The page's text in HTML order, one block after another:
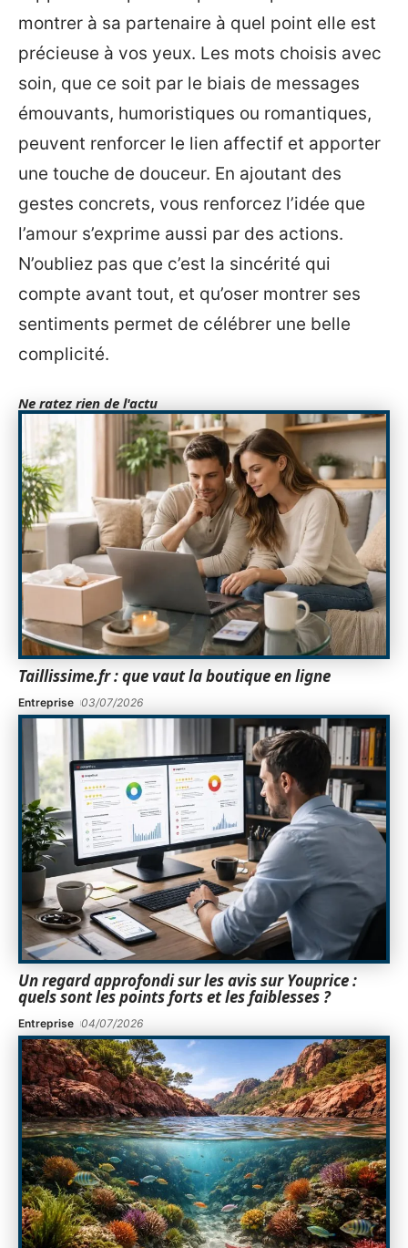
montrer à sa partenaire à quel point elle est
précieuse à vos yeux. Les mots choisis avec
soin, que ce soit par le biais de messages
émouvants, humoristiques ou romantiques,
peuvent renforcer le lien affectif et apporter
une touche de douceur. En ajoutant des
gestes concrets, vous renforcez l’idée que
l’amour s’exprime aussi par des actions.
N’oubliez pas que c’est la sincérité qui
compte avant tout, et qu’oser montrer ses
sentiments permet de célébrer une belle
complicité.
Ne ratez rien de l'actu
Taillissime.fr : que vaut la boutique en ligne
Entreprise 03/07/2026
Un regard approfondi sur les avis sur Youprice :
quels sont les points forts et les faiblesses ?
Entreprise 04/07/2026